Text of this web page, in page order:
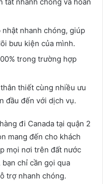
nhanh chóng, giúp
bưu kiện của mình.
trong trường hợp
thiết cùng nhiều ưu
đầu đến với dịch vụ.
đi Canada tại quận 2
mang đến cho khách
mọi nơi trên đất nước
chỉ cần gọi qua
trợ nhanh chóng.